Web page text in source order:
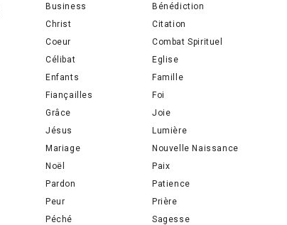
Business
Bénédiction
Christ
Citation
Coeur
Combat Spirituel
Célibat
Eglise
Enfants
Famille
Fiançailles
Foi
Grâce
Joie
Jésus
Lumière
Mariage
Nouvelle Naissance
Noël
Paix
Pardon
Patience
Peur
Prière
Péché
Sagesse